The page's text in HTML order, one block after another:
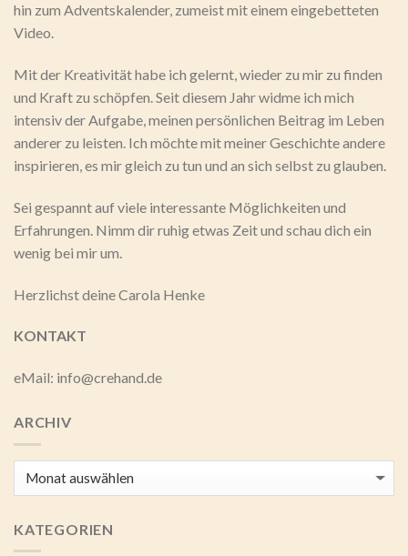
hin zum Adventskalender, zumeist mit einem eingebetteten
Video.
Mit der Kreativität habe ich gelernt, wieder zu mir zu finden
und Kraft zu schöpfen. Seit diesem Jahr widme ich mich
intensiv der Aufgabe, meinen persönlichen Beitrag im Leben
anderer zu leisten. Ich möchte mit meiner Geschichte andere
inspirieren, es mir gleich zu tun und an sich selbst zu glauben.
Sei gespannt auf viele interessante Möglichkeiten und
Erfahrungen. Nimm dir ruhig etwas Zeit und schau dich ein
wenig bei mir um.
Herzlichst deine Carola Henke
KONTAKT
eMail: info@crehand.de
ARCHIV
Archiv
KATEGORIEN